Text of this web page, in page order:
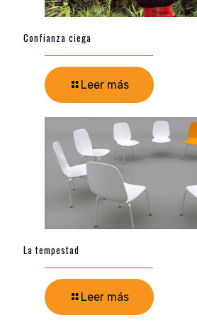
Confianza ciega
Leer más
La tempestad
Leer más